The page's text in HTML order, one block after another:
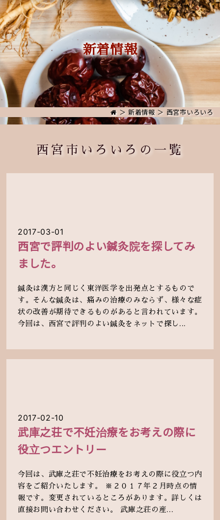
新着情報
＞新着情報＞ 西宮市いろいろ
西宮市いろいろの一覧
2017-03-01
西宮で評判のよい鍼灸院を探してみ
ました。
鍼灸は漢方と同じく東洋医学を出発点とするもので
す。そんな鍼灸は、痛みの治療のみならず、様々な症
状の改善が期待できるものがあると言われています。
今回は、西宮で評判のよい鍼灸をネットで探し...
2017-02-10
武庫之荘で不妊治療をお考えの際に
役立つエントリー
今回は、武庫之荘で不妊治療をお考えの際に役立つ内
容をご紹介いたします。 ※２０１７年２月時点の情
報です。変更されているところがあります。詳しくは
直接お問い合わせください。 武庫之荘の産...